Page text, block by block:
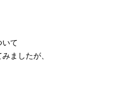
いて
ましたが、